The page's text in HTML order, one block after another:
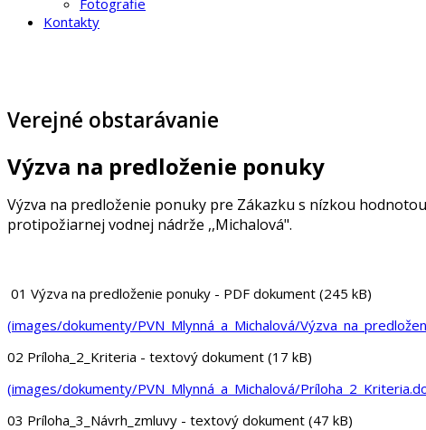
Kontakty
Verejné obstarávanie
Výzva na predloženie ponuky
Výzva na predloženie ponuky pre Zákazku s nízkou
protipožiarnej vodnej nádrže ,,Michalová".
01 Výzva na predloženie ponuky - PDF dokument (245 kB)
(images/dokumenty/PVN_Mlynná_a_Michalová/
02 Príloha_2_Kriteria - textový dokument (17 kB)
(images/dokumenty/PVN_Mlynná_a_Michalová/
03 Príloha_3_Návrh_zmluvy - textový dokument (47 kB)